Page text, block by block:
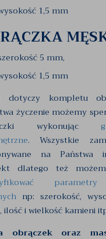
1,5 mm
5 mm,
1,5 mm
dotyczy kompletu
życzenie możemy
wykonując
. Wszystkie
na Państwa
dlatego też
np: szerokość,
ilość i wielkość kamieni
obrączek oraz